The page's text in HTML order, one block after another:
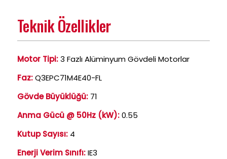
Teknik Özellikler
Motor Tipi:3 Fazlı Alüminyum Gövdeli Motorlar
Faz:Q3EPC71M4E40-FL
Gövde Büyüklüğü: 71
Anma Gücü @ 50Hz (kW):0.55
Kutup Sayısı: 4
Enerji Verim Sınıfı:IE3